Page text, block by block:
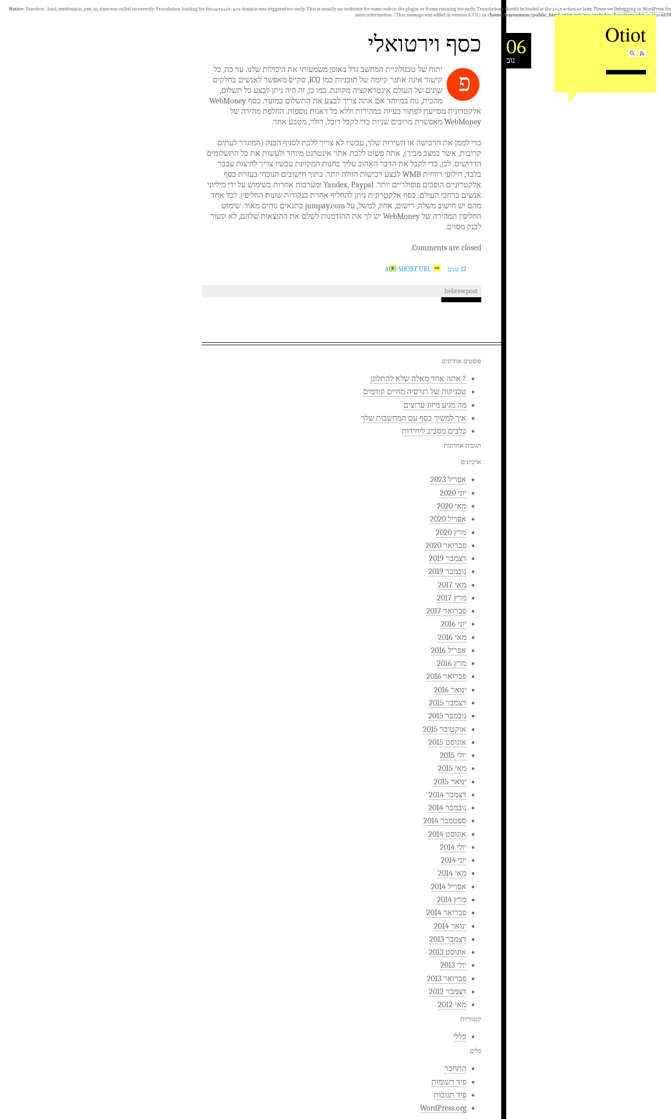
Notice: Function _load_textdomain_just_in_time was calledincorrectly. Translation loading for the wptouch-pro domain was triggered too early. This is usually an indicator for some code in the plugin or theme running too early. Translations should be loaded at the init action or later. Please seeDebugging in WordPressfor
more information. (This message was added in version 6.7.0.) in /home/bayoumem/public_html/otiot.net/wp-includes/functions.phpon line6170
Otiot
06
נוב
כסף וירטואלי
פ
יתוח של טכנולוגיית המחשב גדל באופן משמעותי את היכולות שלנו. עד כה, כל
קישור אינה אתגר קיומה של תוכניות כמו ICQ, סקייפ מאפשר לאנשים בחלקים
שונים של העולם אינטראקציה מקוונת. כמו כן, זה היה ניתן לבצע כל תשלום,
מהבית, נוח במיוחד אם אתה צריך לבצע את התשלום במועד. כסף WebMoney
אלקטרונית מסייעת לפתור בעיות במהירות וללא כל דאגות נוספות. החלפת מהירה של
WebMoney מאפשרת מרובים שניות כדי לקבל רובל, דולר, מטבע אחר.
כדי לממן את הרכישה או השירות שלך, עכשיו לא צריך ללכת לסניף הבנק (המוגדר לעתים
קרובות, אשר במצב מביך), אתה פשוט ללכת אתר אינטרנט מיוחד ולעשות את כל התשלומים
הדרושים. לכן, כדי לקבל את הדבר האהוב עליך בחנות המקוונת עכשיו צריך לחיצות עכבר
בלבד, חילופי רווחית WMB לבצע רכישות הזולה יותר. בתוך חישובים הנוכחי בעזרת כסף
אלקטרוניים הופכים פופולריים יותר. Yandex, Paypal ומערכות אחרות בשימוש על ידי מיליוני
אנשים ברחבי העולם. כסף אלקטרונית ניתן להחליף אחרת בנקודות שונות החליפין. לכל אחד
מהם יש חישוב משלה, רישום, אחוז, למשל, על jumpay.com בתנאים נוחים מאוד. שימוש
החליפין המהירה של WebMoney יש לך את ההזדמנות לשלם את ההוצאות שלהם, לא קשור
לבנק מסוים.
Comments are closed.
12 שנים AGO SHORT URL
hebrewpost
פוסטים אחרונים
? אתה אחד מאלה שלא להתלונן
טכניקות של רגרסיה מחיים קודמים
מה מגיע מיזוג ערוצים
איך למשוך כסף עם המחשבות שלך
כלבים מסביב ליחידות
תגובות אחרונות
ארכיונים
אפריל 2023
יוני 2020
מאי 2020
אפריל 2020
מרץ 2020
פברואר 2020
דצמבר 2019
נובמבר 2019
מאי 2017
מרץ 2017
פברואר 2017
יוני 2016
מאי 2016
אפריל 2016
מרץ 2016
פברואר 2016
ינואר 2016
דצמבר 2015
נובמבר 2015
אוקטובר 2015
אוגוסט 2015
יולי 2015
מאי 2015
ינואר 2015
דצמבר 2014
נובמבר 2014
ספטמבר 2014
אוגוסט 2014
יולי 2014
יוני 2014
מאי 2014
אפריל 2014
מרץ 2014
פברואר 2014
ינואר 2014
דצמבר 2013
אוגוסט 2013
יולי 2013
פברואר 2013
דצמבר 2012
מאי 2012
קטגוריות
כללי
כלים
התחבר
פיד רשומות
פיד תגובות
WordPress.org